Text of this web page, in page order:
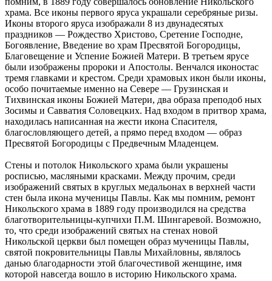
храма. Все иконы первого яруса украшали серебряные ризы.
Иконы второго яруса изображали 8 из двунадесятых
праздников — Рождество Христово, Сретение Господне,
Богоявление, Введение во храм Пресвятой Богородицы,
Благовещение и Успение Божией Матери. В третьем ярусе
были изображены пророки и Апостолы. Венчался иконостас
тремя главками и крестом. Среди храмовых икон были иконы,
особо почитаемые именно на Севере — Грузинская и
Тихвинская иконы Божией Матери, два образа преподоб ных
Зосимы и Савватия Соловецких. Над входом в притвор храма,
находилась написанная на жести икона Спасителя,
благословляющего детей, а прямо перед входом — образ
Пресвятой Богородицы с Предвечным Младенцем.
Стены и потолок Никольского храма были украшены
росписью, масляными красками. Между прочим, среди
изображений святых в круглых медальонах в верхней части
стен была икона мученицы Павлы. Как мы помним, ремонт
Никольского храма в 1889 году производился на средства
благотворительницы-купчихи П.М. Шингаревой. Возможно,
то, что среди изображений святых на стенах новой
Никольской церкви был помещен образ мученицы Павлы,
святой покровительницы Павлы Михайловны, являлось
данью благодарности этой благочестивой женщине, имя
которой навсегда вошло в историю Никольского храма.